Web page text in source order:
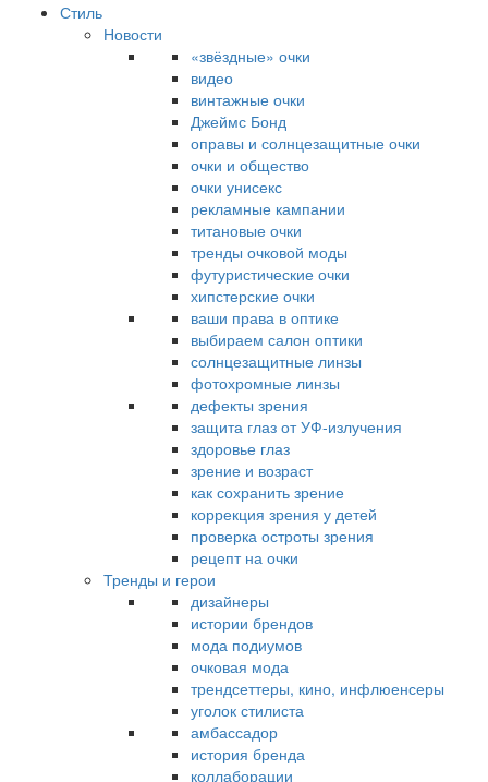
Стиль
Новости
«звёздные» очки
видео
винтажные очки
Джеймс Бонд
оправы и солнцезащитные очки
очки и общество
очки унисекс
рекламные кампании
титановые очки
тренды очковой моды
футуристические очки
хипстерские очки
ваши права в оптике
выбираем салон оптики
солнцезащитные линзы
фотохромные линзы
дефекты зрения
защита глаз от УФ-излучения
здоровье глаз
зрение и возраст
как сохранить зрение
коррекция зрения у детей
проверка остроты зрения
рецепт на очки
Тренды и герои
дизайнеры
истории брендов
мода подиумов
очковая мода
трендсеттеры, кино, инфлюенсеры
уголок стилиста
амбассадор
история бренда
коллаборации